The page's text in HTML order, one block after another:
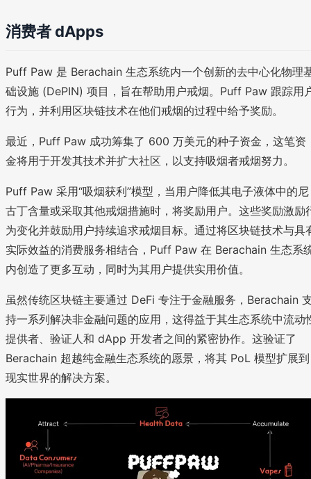
消费者 dApps
Puff Paw 是 Berachain 生态系统内一个创新的去中心化物理
础设施 (DePIN) 项目，旨在帮助用户戒烟。Puff Paw 跟踪用
行为，并利用区块链技术在他们戒烟的过程中给予奖励。
最近，Puff Paw 成功筹集了 600 万美元的种子资金，这笔资
金将用于开发其技术并扩大社区，以支持吸烟者戒烟努力。
Puff Paw 采用“吸烟获利”模型，当用户降低其电子液体中的尼
古丁含量或采取其他戒烟措施时，将奖励用户。这些奖励激励
为变化并鼓励用户持续追求戒烟目标。通过将区块链技术与具
实际效益的消费服务相结合，Puff Paw 在 Berachain 生态系
内创造了更多互动，同时为其用户提供实用价值。
虽然传统区块链主要通过 DeFi 专注于金融服务，Berachain
持一系列解决非金融问题的应用，这得益于其生态系统中流动
提供者、验证人和 dApp 开发者之间的紧密协作。这验证了
Berachain 超越纯金融生态系统的愿景，将其 PoL 模型扩展到
现实世界的解决方案。